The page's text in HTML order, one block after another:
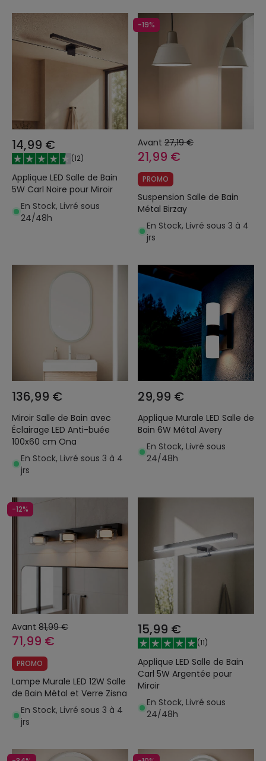
14,99 €
(12)
Applique LED Salle de Bain
5W Carl Noire pour Miroir
En Stock, Livré sous
24/48h
-19%
Avant 27,19 €
21,99 €
PROMO
Suspension Salle de Bain
Métal Birzay
En Stock, Livré sous 3 à 4
jrs
136,99 €
Miroir Salle de Bain avec
Éclairage LED Anti-buée
100x60 cm Ona
En Stock, Livré sous 3 à 4
jrs
29,99 €
Applique Murale LED Salle de
Bain 6W Métal Avery
En Stock, Livré sous
24/48h
-12%
Avant 81,99 €
71,99 €
PROMO
Lampe Murale LED 12W Salle
de Bain Métal et Verre Zisna
En Stock, Livré sous 3 à 4
jrs
15,99 €
(11)
Applique LED Salle de Bain
Carl 5W Argentée pour
Miroir
En Stock, Livré sous
24/48h